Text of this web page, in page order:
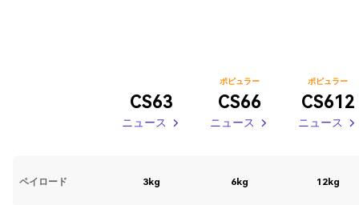
ペイロード
CS63
ニュース
3kg
ポピュラー
CS66
ニュース
6kg
ポピュラー
CS612
ニュース
12kg